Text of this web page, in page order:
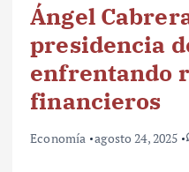
Ángel
presidencia
enfrentando
financieros
Economía agosto 24, 2025